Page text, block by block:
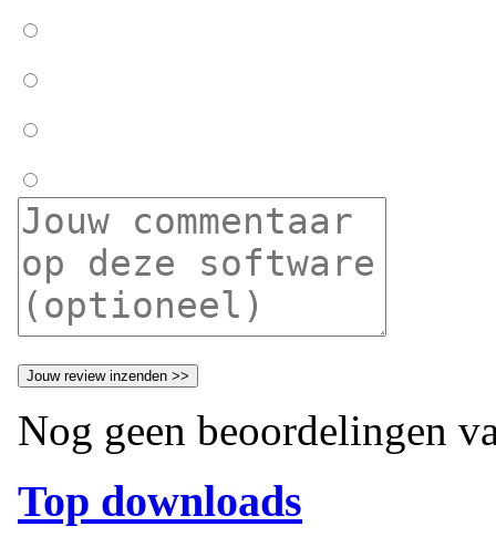
Nog geen beoordelingen
Top downloads